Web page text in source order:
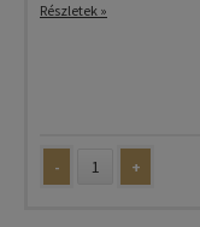
Részletek »
- +